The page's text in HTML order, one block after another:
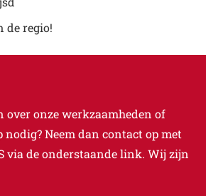
de regio!
over onze werkzaamheden of
Neem dan contact op met
via de onderstaande link. Wij zijn